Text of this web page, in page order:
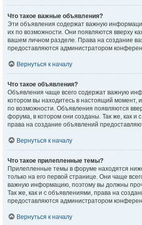
Что такое важные объявления?
Эти объявления содержат важную
их по возможности. Они появляются вверху
вашем личном разделе. Права на создание
предоставляются администратором
Вернуться к началу
Что такое объявления?
Объявления чаще всего содержат важную
котором вы находитесь в настоящий момент,
по возможности. Объявления появляются
форума, в котором они созданы. Так же, как
права на создание объявлений
Вернуться к началу
Что такое прилепленные темы?
Прилепленные темы в форуме находятся
только на его первой странице. Они чаще
важную информацию, поэтому вы должны
Так же, как и с объявлениями, права на
предоставляются администратором
Вернуться к началу